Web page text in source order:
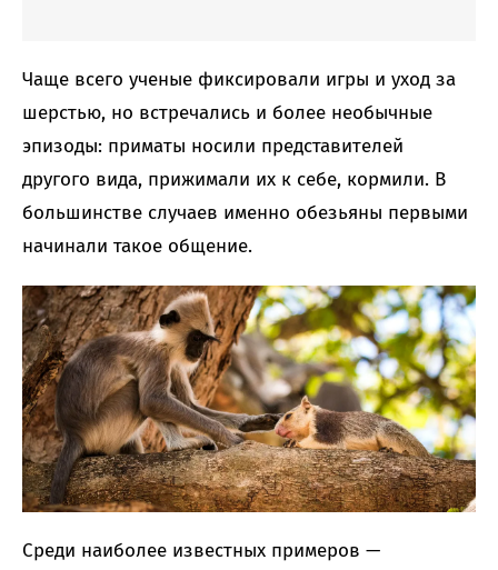
Чаще всего ученые фиксировали игры и уход за
шерстью, но встречались и более необычные
эпизоды: приматы носили представителей
другого вида, прижимали их к себе, кормили. В
большинстве случаев именно обезьяны первыми
начинали такое общение.
Среди наиболее известных примеров —